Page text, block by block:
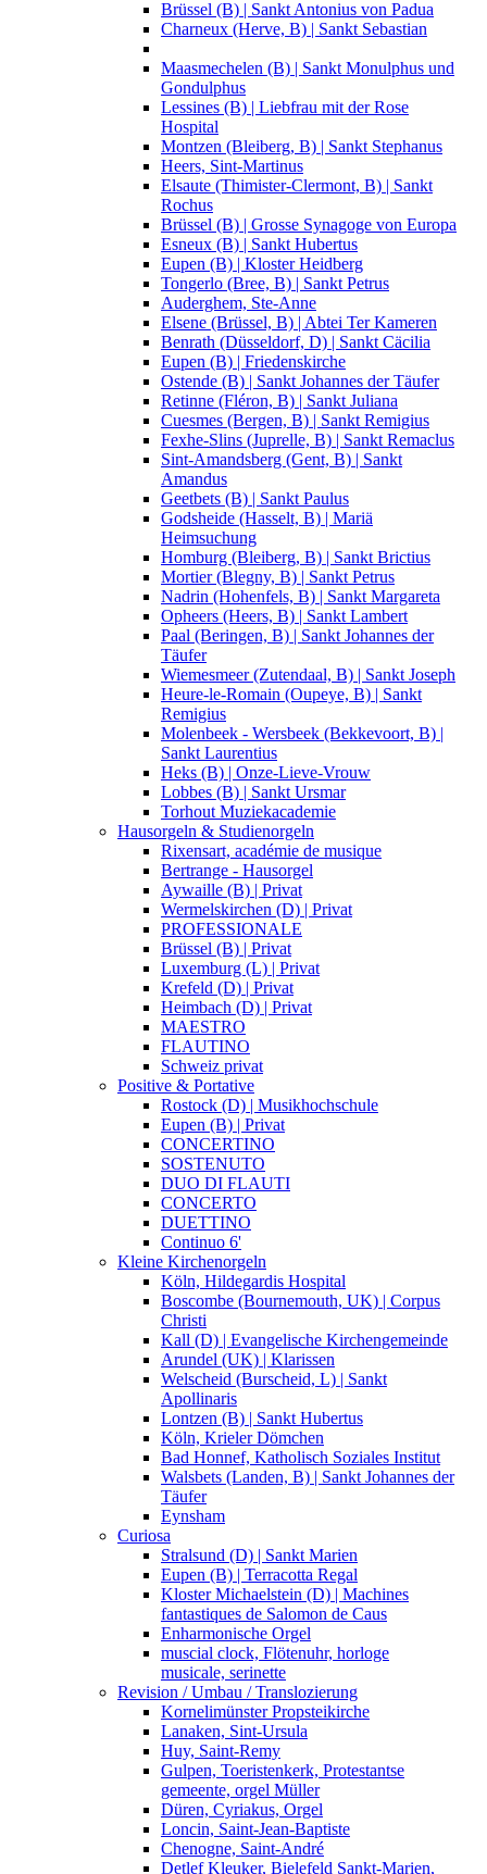
Brüssel (B) | Sankt Antonius von Padua
Charneux (Herve, B) | Sankt Sebastian
Maasmechelen (B) | Sankt Monulphus und
Gondulphus
Lessines (B) | Liebfrau mit der Rose
Hospital
Montzen (Bleiberg, B) | Sankt Stephanus
Heers, Sint-Martinus
Elsaute (Thimister-Clermont, B) | Sankt
Rochus
Brüssel (B) | Grosse Synagoge von Europa
Esneux (B) | Sankt Hubertus
Eupen (B) | Kloster Heidberg
Tongerlo (Bree, B) | Sankt Petrus
Auderghem, Ste-Anne
Elsene (Brüssel, B) | Abtei Ter Kameren
Benrath (Düsseldorf, D) | Sankt Cäcilia
Eupen (B) | Friedenskirche
Ostende (B) | Sankt Johannes der Täufer
Retinne (Fléron, B) | Sankt Juliana
Cuesmes (Bergen, B) | Sankt Remigius
Fexhe-Slins (Juprelle, B) | Sankt Remaclus
Sint-Amandsberg (Gent, B) | Sankt
Amandus
Geetbets (B) | Sankt Paulus
Godsheide (Hasselt, B) | Mariä
Heimsuchung
Homburg (Bleiberg, B) | Sankt Brictius
Mortier (Blegny, B) | Sankt Petrus
Nadrin (Hohenfels, B) | Sankt Margareta
Opheers (Heers, B) | Sankt Lambert
Paal (Beringen, B) | Sankt Johannes der
Täufer
Wiemesmeer (Zutendaal, B) | Sankt Joseph
Heure-le-Romain (Oupeye, B) | Sankt
Remigius
Molenbeek - Wersbeek (Bekkevoort, B) |
Sankt Laurentius
Heks (B) | Onze-Lieve-Vrouw
Lobbes (B) | Sankt Ursmar
Torhout Muziekacademie
Hausorgeln & Studienorgeln
Rixensart, académie de musique
Bertrange - Hausorgel
Aywaille (B) | Privat
Wermelskirchen (D) | Privat
PROFESSIONALE
Brüssel (B) | Privat
Luxemburg (L) | Privat
Krefeld (D) | Privat
Heimbach (D) | Privat
MAESTRO
FLAUTINO
Schweiz privat
Positive & Portative
Rostock (D) | Musikhochschule
Eupen (B) | Privat
CONCERTINO
SOSTENUTO
DUO DI FLAUTI
CONCERTO
DUETTINO
Continuo 6'
Kleine Kirchenorgeln
Köln, Hildegardis Hospital
Boscombe (Bournemouth, UK) | Corpus
Christi
Kall (D) | Evangelische Kirchengemeinde
Arundel (UK) | Klarissen
Welscheid (Burscheid, L) | Sankt
Apollinaris
Lontzen (B) | Sankt Hubertus
Köln, Krieler Dömchen
Bad Honnef, Katholisch Soziales Institut
Walsbets (Landen, B) | Sankt Johannes der
Täufer
Eynsham
Curiosa
Stralsund (D) | Sankt Marien
Eupen (B) | Terracotta Regal
Kloster Michaelstein (D) | Machines
fantastiques de Salomon de Caus
Enharmonische Orgel
muscial clock, Flötenuhr, horloge
musicale, serinette
Revision / Umbau / Translozierung
Kornelimünster Propsteikirche
Lanaken, Sint-Ursula
Huy, Saint-Remy
Gulpen, Toeristenkerk, Protestantse
gemeente, orgel Müller
Düren, Cyriakus, Orgel
Loncin, Saint-Jean-Baptiste
Chenogne, Saint-André
Detlef Kleuker, Bielefeld Sankt-Marien,